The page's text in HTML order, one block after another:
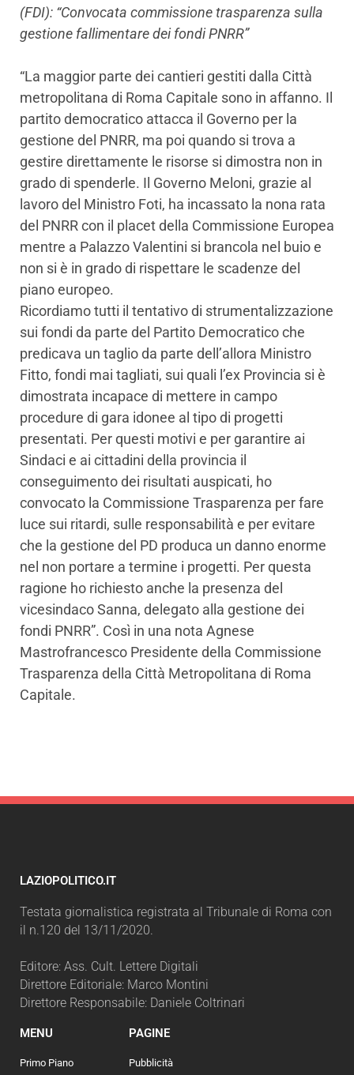
(FDI): “Convocata commissione trasparenza sulla
gestione fallimentare dei fondi PNRR”
“La maggior parte dei cantieri gestiti dalla Città
metropolitana di Roma Capitale sono in affanno. Il
partito democratico attacca il Governo per la
gestione del PNRR, ma poi quando si trova a
gestire direttamente le risorse si dimostra non in
grado di spenderle. Il Governo Meloni, grazie al
lavoro del Ministro Foti, ha incassato la nona rata
del PNRR con il placet della Commissione Europea
mentre a Palazzo Valentini si brancola nel buio e
non si è in grado di rispettare le scadenze del
piano europeo.
​Ricordiamo tutti il tentativo di strumentalizzazione
sui fondi da parte del Partito Democratico che
predicava un taglio da parte dell’allora Ministro
Fitto, fondi mai tagliati, sui quali l’ex Provincia si è
dimostrata incapace di mettere in campo
procedure di gara idonee al tipo di progetti
presentati. Per questi motivi e per garantire ai
Sindaci e ai cittadini della provincia il
conseguimento dei risultati auspicati, ho
convocato la Commissione Trasparenza per fare
luce sui ritardi, sulle responsabilità e per evitare
che la gestione del PD produca un danno enorme
nel non portare a termine i progetti. Per questa
ragione ho richiesto anche la presenza del
vicesindaco Sanna, delegato alla gestione dei
fondi PNRR”. Così in una nota Agnese
Mastrofrancesco Presidente della Commissione
Trasparenza della Città Metropolitana di Roma
Capitale.
LAZIOPOLITICO.IT
Testata giornalistica registrata al Tribunale di Roma con
il n.120 del 13/11/2020.
Editore: Ass. Cult. Lettere Digitali
Direttore Editoriale: Marco Montini
Direttore Responsabile: Daniele Coltrinari
MENU
Primo Piano
PAGINE
Pubblicità